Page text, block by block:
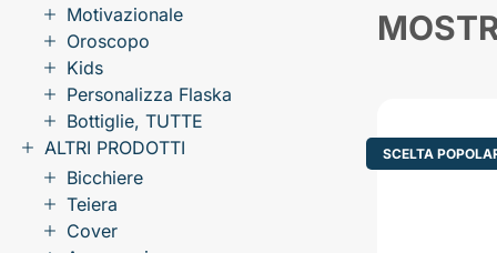
Motivazionale
Oroscopo
Kids
Personalizza Flaska
Bottiglie, TUTTE
ALTRI PRODOTTI
Bicchiere
Teiera
Cover
SCELTA